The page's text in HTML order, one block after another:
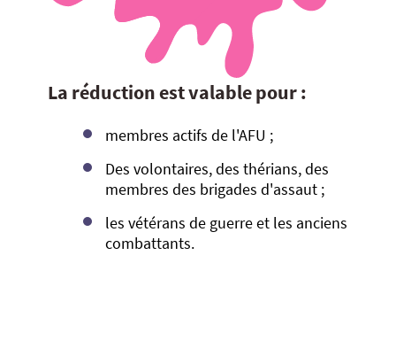
La réduction est valable pour :
membres actifs de l'AFU ;
Des volontaires, des thérians, des
membres des brigades d'assaut ;
les vétérans de guerre et les anciens
combattants.